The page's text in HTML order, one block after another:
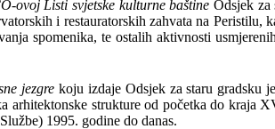
ovoj Listi svjetske kulturne baštineOdsjek za
i restauratorskih zahvata na
spomenika, te ostalih aktivnosti
jezgre koju izdaje Odsjek za staru gradsku
arhitektonske strukture od početka do
1995. godine do danas.